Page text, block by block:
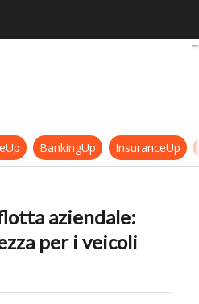
della flotta aziendale:
BankingUp InsuranceUp
aziendale:
per i veicoli